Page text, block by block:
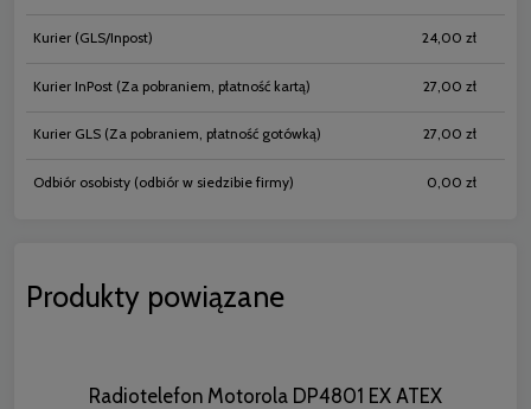
Kurier (GLS/Inpost) 24,00 zł
Kurier InPost (Za pobraniem, płatność kartą) 27,00 zł
Kurier GLS (Za pobraniem, płatność gotówką) 27,00 zł
Odbiór osobisty (odbiór w siedzibie firmy) 0,00 zł
Produkty powiązane
Radiotelefon Motorola DP4801 EX ATEX